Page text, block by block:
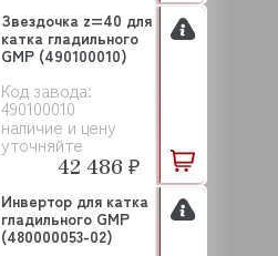
Код завода:
490100010
наличие и цену
уточняйте
Звездочка z=40 для
катка гладильного
GMP (490100010)
42 486 ₽
Инвертор для катка
гладильного GMP
(480000053-02)